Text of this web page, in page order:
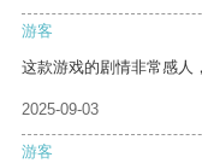
游客
这款游戏的剧情非常感人
2025-09-03
游客